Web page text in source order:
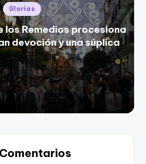
Glorias
los Remedios procesiona
devoción y una súplica
Comentarios